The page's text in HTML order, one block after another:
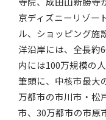
京ディズニーリゾー
ル、ショッピング施
洋沿岸には、全長約
内には100万規模の
筆頭に、中核市最大
万都市の市川市・松
市、30万都市の市原